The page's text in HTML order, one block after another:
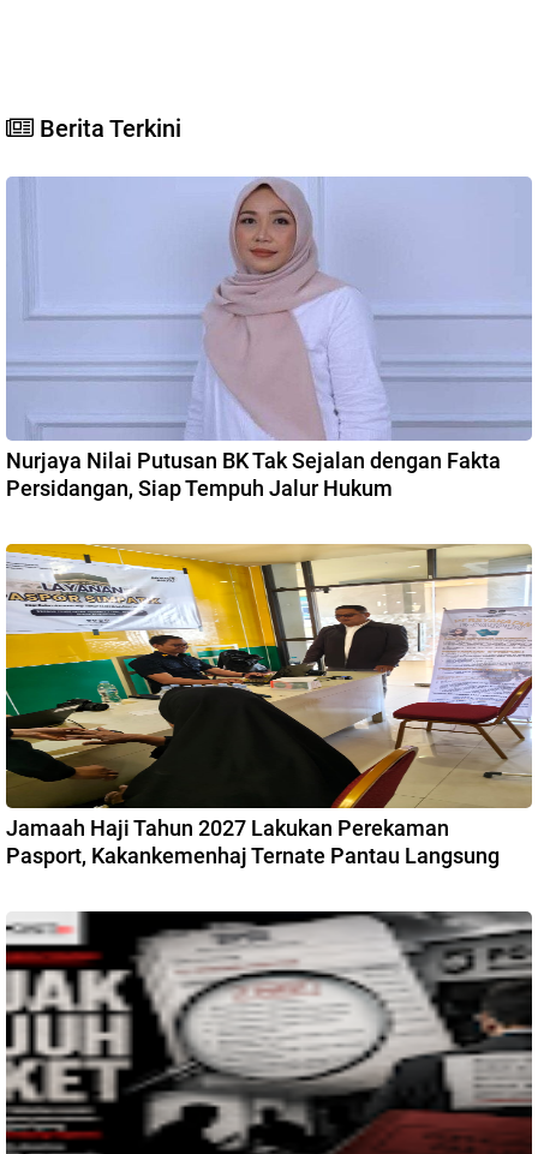
Berita Terkini
Nurjaya Nilai Putusan BK Tak Sejalan dengan Fakta
Persidangan, Siap Tempuh Jalur Hukum
Jamaah Haji Tahun 2027 Lakukan Perekaman
Pasport, Kakankemenhaj Ternate Pantau Langsung